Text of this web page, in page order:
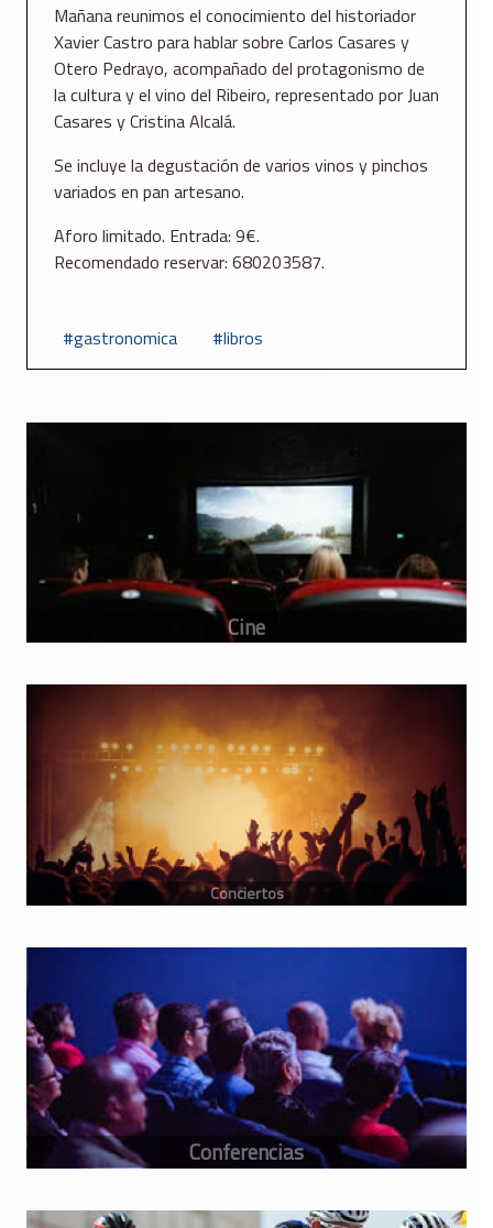
Mañana reunimos el conocimiento del historiador
Xavier Castro para hablar sobre Carlos Casares y
Otero Pedrayo, acompañado del protagonismo de
la cultura y el vino del Ribeiro, representado por Juan
Casares y Cristina Alcalá.
Se incluye ladegustación de varios vinos y pinchos
variados en pan artesano.
Aforo limitado. Entrada: 9€.
Recomendado reservar: 680203587.
gastronomica libros